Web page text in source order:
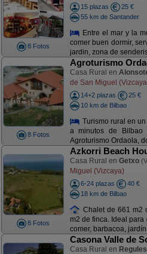
8 Fotos
15 plazas
25 €
55 km de Santander
Entre el mar y la
comer buen dormir,
jardin, zona de
8 Fotos
Agroturismo
Casa Rural en
de San Miguel
14+2 plazas
25 €
10 km de Bilbao
Turismo rural en
a minutos de
Agroturismo Ordaola,
8 Fotos
Azkorri Beach
Casa Rural en Getxo
Miguel (Vizcaya)
6-24 plazas
40 €
18 km de Bilbao
Chalet de 661 m2
m2 de finca. Ideal
comer, barbacoa,
Casona Valle de
Casa Rural en